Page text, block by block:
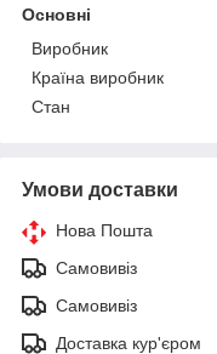
Основні
Виробник
Країна виробник
Стан
Умови доставки
Нова Пошта
Самовивіз
Самовивіз
Доставка кур'єром